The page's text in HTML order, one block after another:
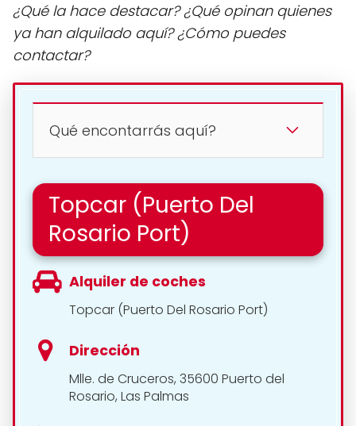
¿Qué la hace destacar? ¿Qué opinan quienes
ya han alquilado aquí? ¿Cómo puedes
contactar?
Qué encontarrás aquí?
Topcar (Puerto Del
Rosario Port)
Alquiler de coches
Topcar (Puerto Del Rosario Port)
Dirección
Mlle. de Cruceros, 35600 Puerto del
Rosario, Las Palmas